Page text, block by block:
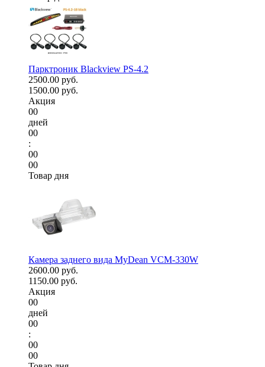
Парктроник Blackview PS-4.2
2500.00 руб.
1500.00 руб.
Акция
00
дней
00
:
00
00
Товар дня
Камера заднего вида MyDean VCM-330W
2600.00 руб.
1150.00 руб.
Акция
00
дней
00
:
00
00